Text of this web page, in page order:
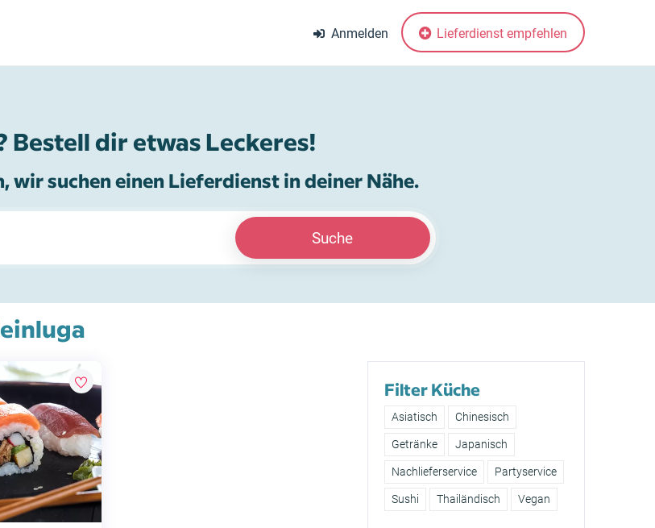
Anmelden Lieferdienst empfehlen
Bestell dir etwas Leckeres!
wir suchen einen Lieferdienst in deiner Nähe.
Suche
Filter Küche
Asiatisch Chinesisch
Getränke Japanisch
Nachlieferservice Partyservice
Sushi Thailändisch Vegan